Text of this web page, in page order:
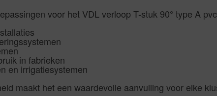
voor het VDL verloop T-stuk 90° type A
in fabrieken
en irrigatiesystemen
maakt het een waardevolle aanvulling voor elke